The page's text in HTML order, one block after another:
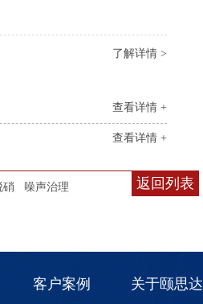
了解详情 >
查看详情 +
查看详情 +
返回列表
硝 噪声治理
客户案例 关于颐思达